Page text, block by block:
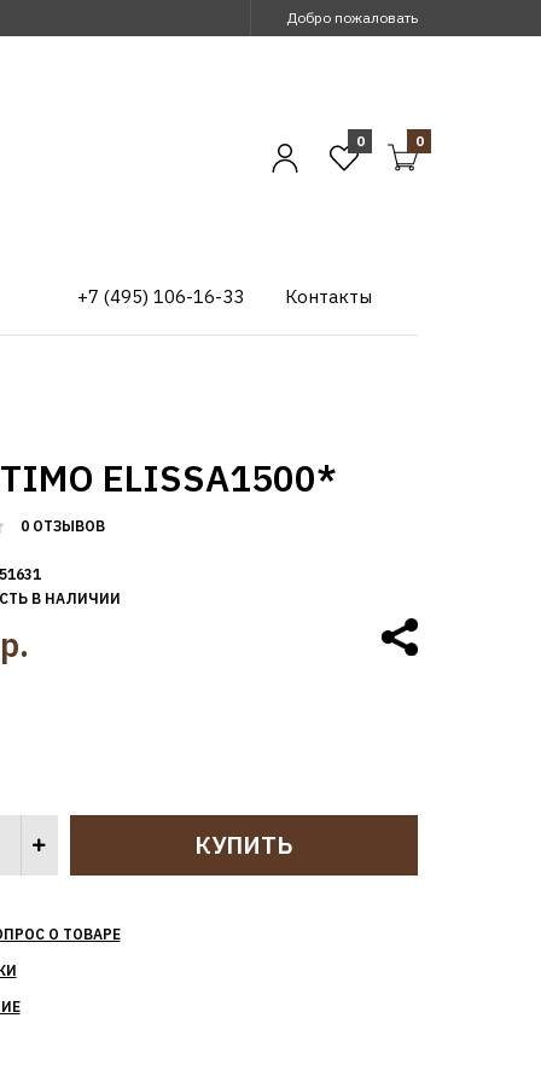
Добро пожаловать
0 0
+7 (495) 106-16-33 Контакты
ELISSA1500*
0 ОТЗЫВОВ
В НАЛИЧИИ
О ТОВАРЕ